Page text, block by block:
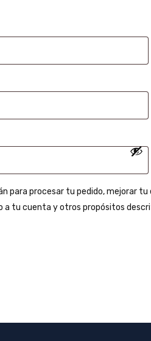
para procesar tu pedido, mejorar tu
a tu cuenta y otros propósitos